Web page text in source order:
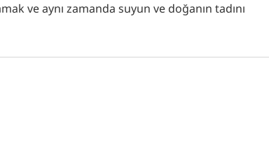
ve aynı zamanda suyun ve doğanın tadını